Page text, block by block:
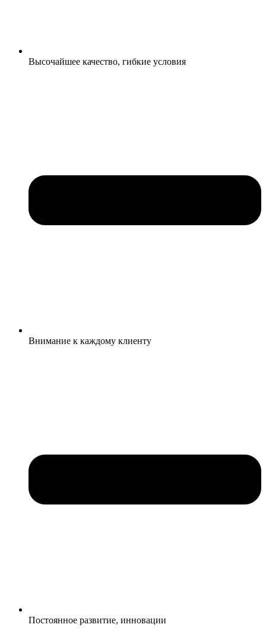
Высочайшее качество, гибкие условия
Внимание к каждому клиенту
Постоянное развитие, инновации